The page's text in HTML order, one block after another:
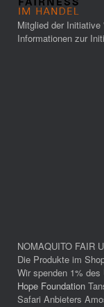
Mitglied der
Informationen zur
NOMAQUITO FAIR
Die Produkte im
Wir spenden 1%
Hope Foundation
Safari Anbieters